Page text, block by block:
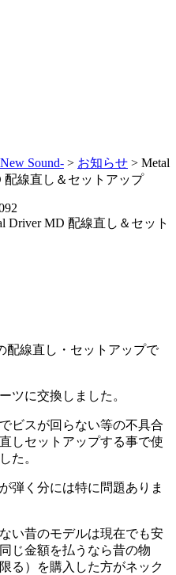
Sound- > お知らせ > Metal
配線直し＆セットアップ
Driver MD 配線直し＆セット
配線直し・セットアップで
ツに交換しました。
ビスが回らない等の不具合
しセットアップする事で使
た。
弾く分には特に問題ありま
い昔のモデルは現在でも安
じ金額を払うなら昔の物
る）を購入した方がネック